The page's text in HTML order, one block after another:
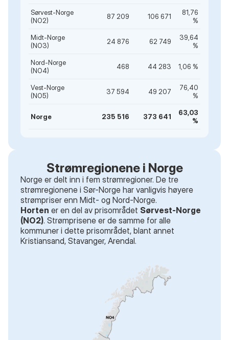
Sørvest-Norge
(NO2)
87 209 106 671
81,76
%
Midt-Norge
(NO3)
24 876 62 749
39,64
%
Nord-Norge
(NO4)
468 44 283 1,06 %
Vest-Norge
(NO5)
37 594 49 207
76,40
%
Norge 235 516 373 641
63,03
%
Strømregionene i Norge
Norge er delt inn i fem strømregioner. De tre
strømregionene i Sør-Norge har vanligvis høyere
strømpriser enn Midt- og Nord-Norge.
Horten er en del av prisområdet Sørvest-Norge
(NO2). Strømprisene er de samme for alle
kommuner i dette prisområdet, blant annet
Kristiansand, Stavanger, Arendal.